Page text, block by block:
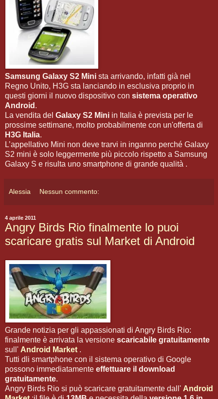
Samsung Galaxy S2 Mini sta arrivando, infatti già nel
Regno Unito, H3G sta lanciando in esclusiva proprio in
questi giorni il nuovo dispositivo con sistema operativo
Android .
La vendita del Galaxy S2 Mini in Italia è prevista per le
prossime settimane, molto probabilmente con un'offerta di
H3G Italia.
L’appellativo Mini non deve trarvi in inganno perché Galaxy
S2 mini è solo leggermente più piccolo rispetto a Samsung
Galaxy S e risulta uno smartphone di grande qualità .
Alessia Nessun commento:
4 aprile 2011
Angry Birds Rio finalmente lo puoi
scaricare gratis sul Market di Android
Grande notizia per gli appassionati di Angry Birds Rio:
finalmente è arrivata la versione scaricabile gratuitamente
sull' Android Market .
Tutti dli smartphone con il sistema operativo di Google
possono immediatamente effettuare il download
gratuitamente.
Angry Birds Rio si può scaricare gratuitamente dall' Android